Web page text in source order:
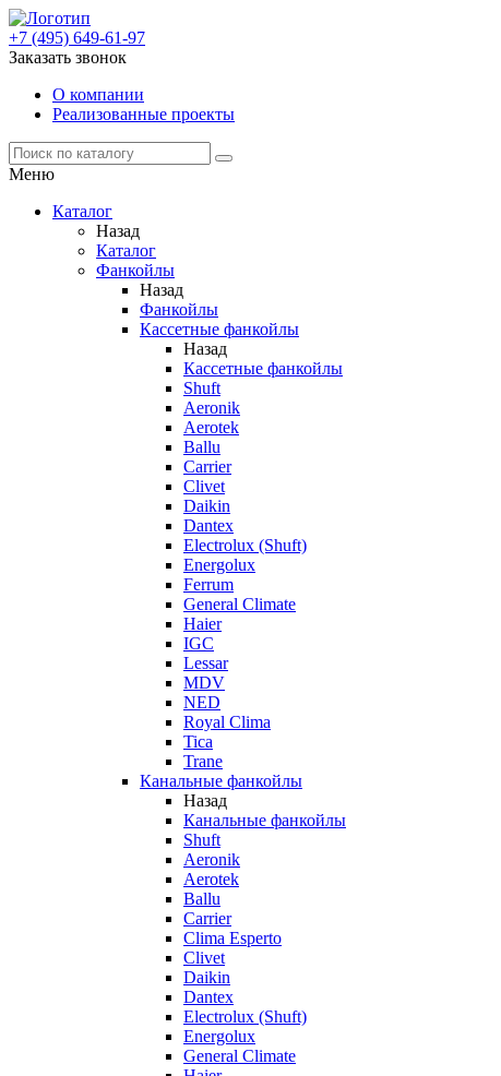
+7 (495) 649-61-97
Заказать звонок
О компании
Реализованные проекты
Меню
Каталог
Назад
Каталог
Фанкойлы
Назад
Фанкойлы
Кассетные фанкойлы
Назад
Кассетные фанкойлы
Shuft
Aeronik
Aerotek
Ballu
Carrier
Clivet
Daikin
Dantex
Electrolux (Shuft)
Energolux
Ferrum
General Climate
Haier
IGC
Lessar
MDV
NED
Royal Clima
Tica
Trane
Канальные фанкойлы
Назад
Канальные фанкойлы
Shuft
Aeronik
Aerotek
Ballu
Carrier
Clima Esperto
Clivet
Daikin
Dantex
Electrolux (Shuft)
Energolux
General Climate